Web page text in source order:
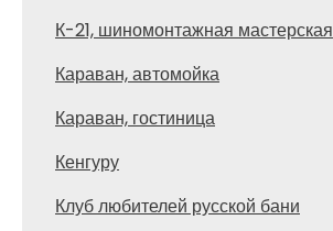
К-21, шиномонтажная мастерская
Караван, автомойка
Караван, гостиница
Кенгуру
Клуб любителей русской бани